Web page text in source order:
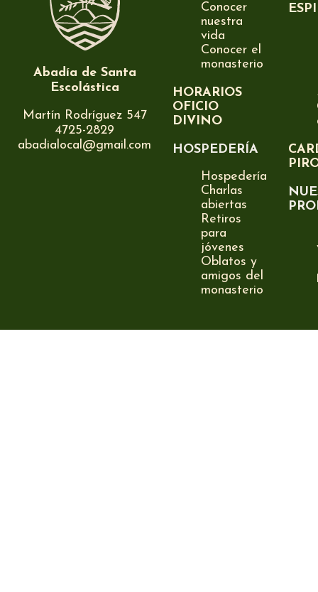
Abadía de Santa
Escolástica
Martín Rodríguez 547
4725-2829
abadialocal@gmail.com
Conocer
nuestra
vida
Conocer el
monasterio
HORARIOS
OFICIO
DIVINO
HOSPEDERÍA
Hospedería
Charlas
abiertas
Retiros
para
jóvenes
Oblatos y
amigos del
monasterio